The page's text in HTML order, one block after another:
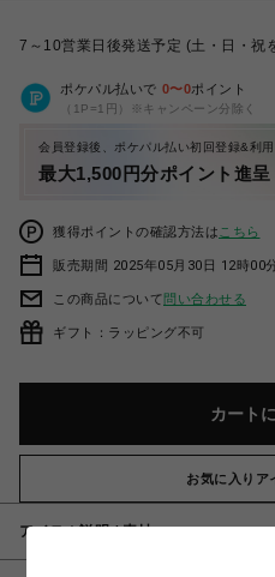
7～10営業日後発送予定 (土・日・祝
ポケパル払いで 0〜0ポイント
（1P=1円）※キャンペーン分除く
会員登録後、ポケパル払い初回登録&利
最大1,500円分ポイント進呈
獲得ポイントの確認方法は こちら
販売期間 2025年05月30日 12時00
この商品について問い合わせる
ギフト：ラッピング不可
カート
お気に入りア
アイテム説明 / 素材